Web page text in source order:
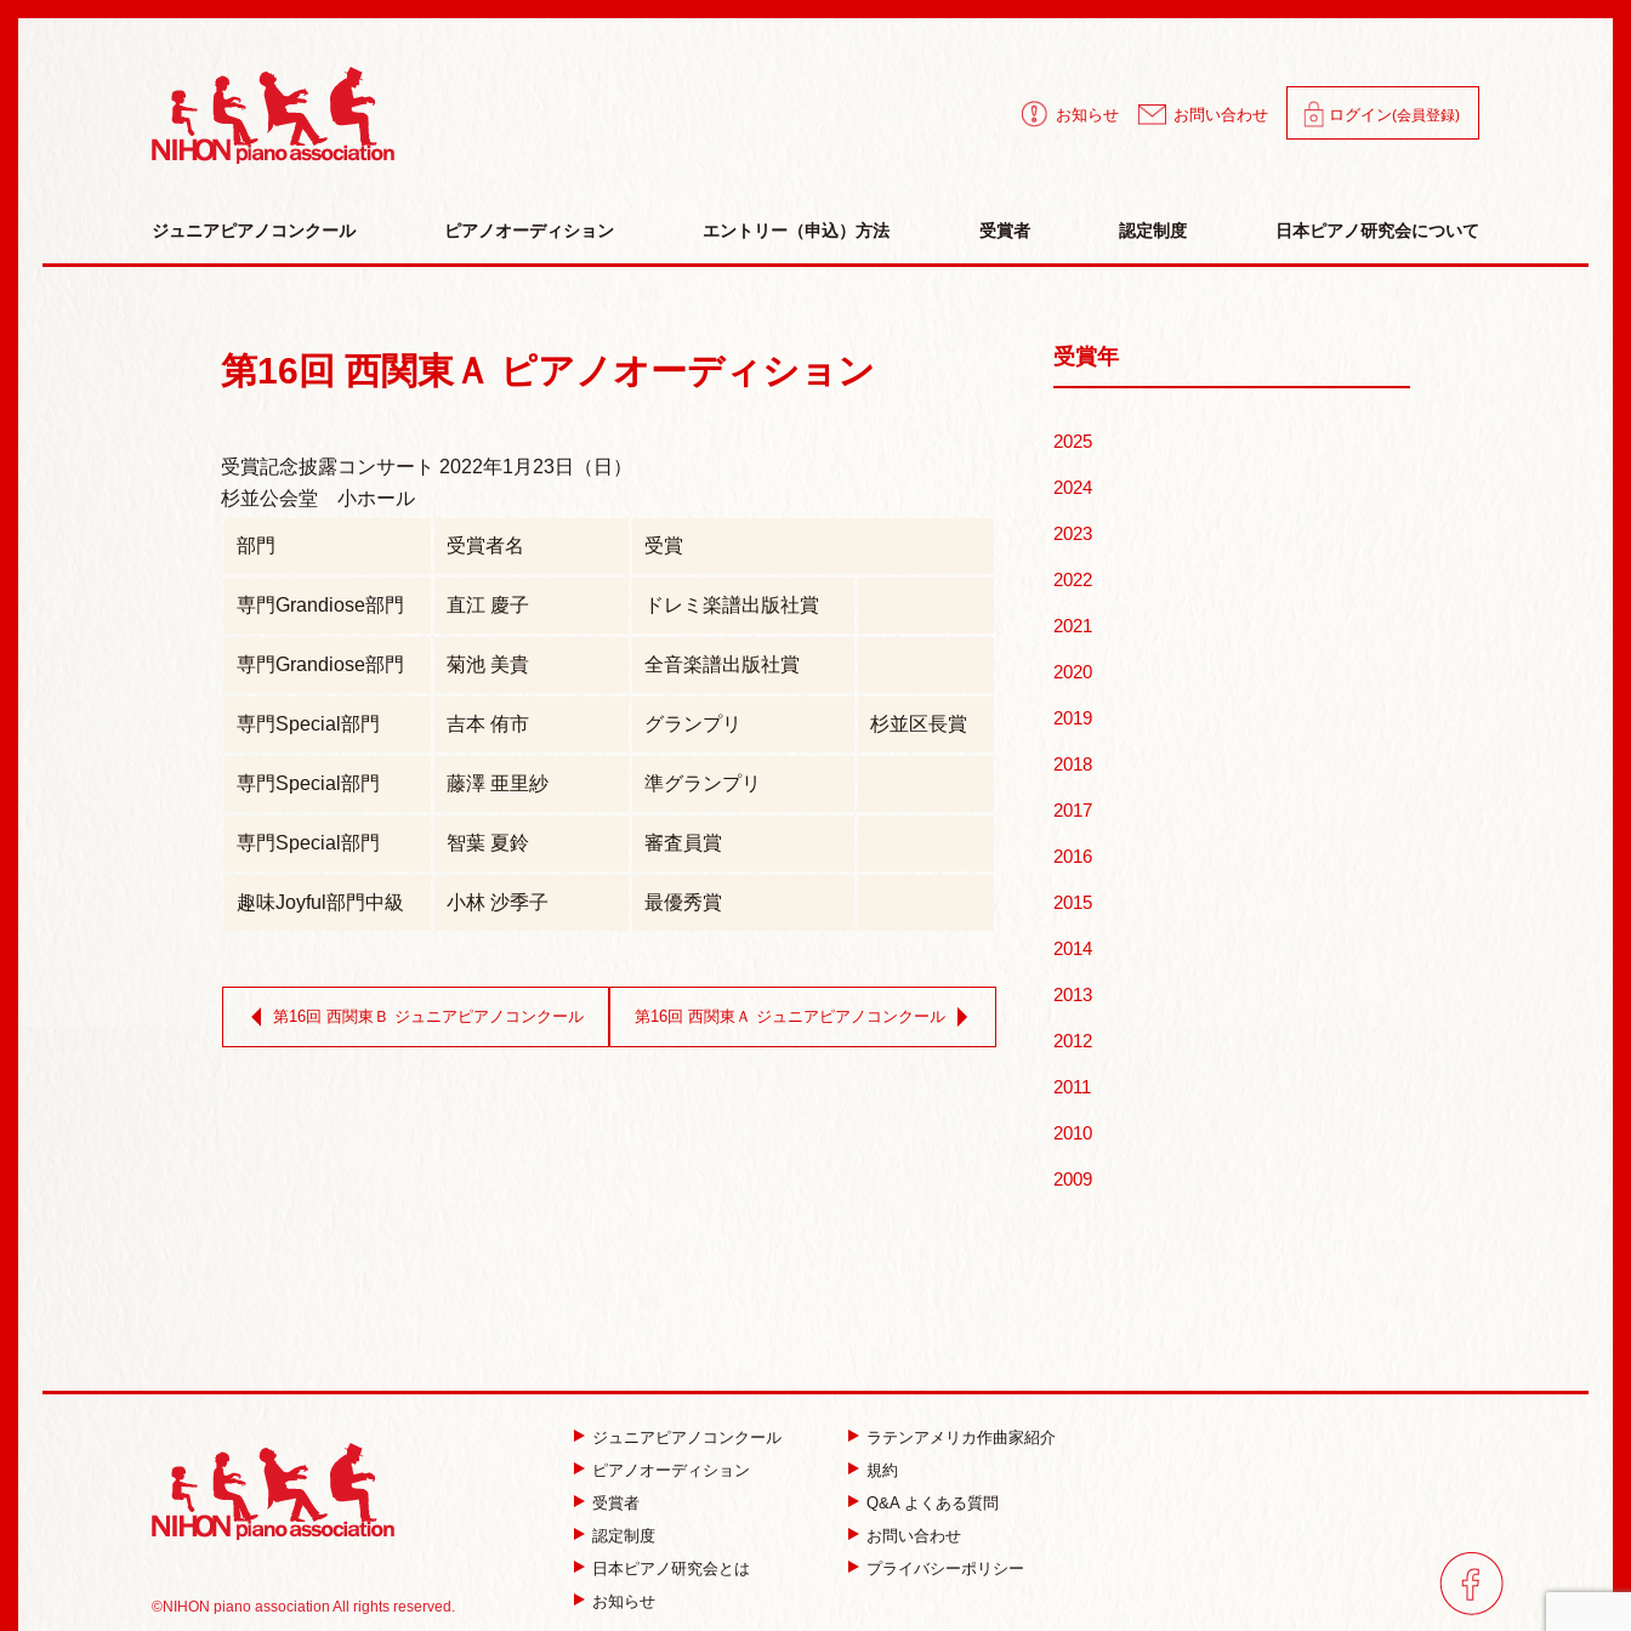
お知らせ お問い合わせ ログイン(会員登録)
ジュニアピアノコンクール ピアノオーディション エントリー（申込）方法 受賞者 認定制度 日本ピアノ研究会について
第16回 西関東Ａ ピアノオーディション
受賞記念披露コンサート 2022年1月23日（日）
杉並公会堂 小ホール
部門 受賞者名 受賞
専門Grandiose部門 直江 慶子 ドレミ楽譜出版社賞
専門Grandiose部門 菊池 美貴 全音楽譜出版社賞
専門Special部門 吉本 侑市 グランプリ 杉並区長賞
専門Special部門 藤澤 亜里紗 準グランプリ
専門Special部門 智葉 夏鈴 審査員賞
趣味Joyful部門中級 小林 沙季子 最優秀賞
第16回 西関東Ｂ ジュニアピアノコンクール 第16回 西関東Ａ ジュニアピアノコンクール
受賞年
2025
2024
2023
2022
2021
2020
2019
2018
2017
2016
2015
2014
2013
2012
2011
2010
2009
日本ピアノ研究会 NIHON piano association | ピアノコンクール オーディション
©NIHON piano association All rights reserved.
ジュニアピアノコンクール
ピアノオーディション
受賞者
認定制度
日本ピアノ研究会とは
お知らせ
ラテンアメリカ作曲家紹介
規約
Q&A よくある質問
お問い合わせ
プライバシーポリシー